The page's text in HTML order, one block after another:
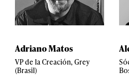
Adriano Matos
VP de la Creación, Grey
(Brasil)